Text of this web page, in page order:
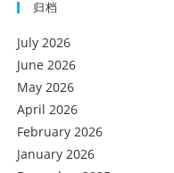
归档
July 2026
June 2026
May 2026
April 2026
February 2026
January 2026